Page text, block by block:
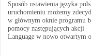
Sposób ustawienia języka
uruchomieniu możemy
w głównym oknie programu
pomocy następujących akcji
Language w nowo otwartym